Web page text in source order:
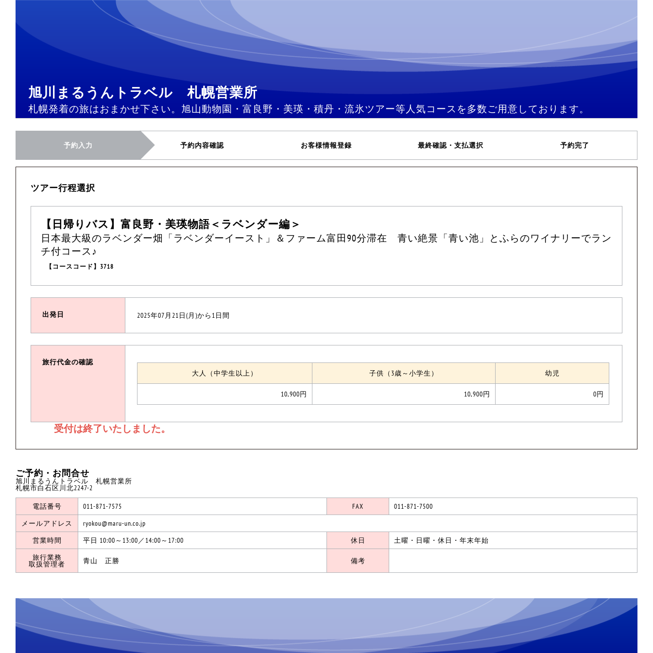
旭川まるうんトラベル 札幌営業所
札幌発着の旅はおまかせ下さい。旭山動物園・富良野・美瑛・積丹・流氷ツアー等人気コースを多数ご用意しております。
予約入力 予約内容確認 お客様情報登録 最終確認・支払選択 予約完了
ツアー行程選択
【日帰りバス】富良野・美瑛物語＜ラベンダー編＞
日本最大級のラベンダー畑「ラベンダーイースト」＆ファーム富田90分滞在 青い絶景「青い池」とふらのワイナリーでラン
チ付コース♪
【コースコード】3718
出発日 2025年07月21日(月)から1日間
旅行代金の確認
大人（中学生以上）
子供（3歳～小学生） 幼児
10,900円 10,900円 0円
ご予約・お問合せ
旭川まるうんトラベル 札幌営業所
札幌市白石区川北2247-2
電話番号 011-871-7575 FAX
011-871-7500
メールアドレス
ryokou@maru-un.co.jp
営業時間
平日 10:00～13:00／14:00～17:00 休日
土曜・日曜・休日・年末年始
旅行業務
取扱管理者 青山 正勝 備考